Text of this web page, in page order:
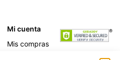
Mi cuenta
Mis compras